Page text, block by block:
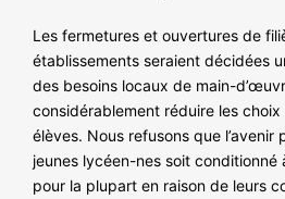
Les fermetures et ouvertures de
établissements seraient décidées
des besoins locaux de main-
considérablement réduire les
élèves. Nous refusons que l’avenir
jeunes lycéen-nes soit conditionné
pour la plupart en raison de leurs